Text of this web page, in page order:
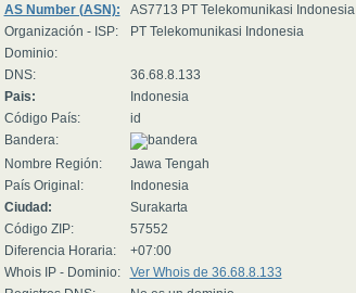
AS Number (ASN):
AS7713 PT Telekomunikasi Indonesia
Organización - ISP:
PT Telekomunikasi Indonesia
Dominio:
DNS:
36.68.8.133
Pais:
Indonesia
Código País:
id
Bandera:
Nombre Región:
Jawa Tengah
País Original:
Indonesia
Ciudad:
Surakarta
Código ZIP:
57552
Diferencia Horaria:
+07:00
Whois IP - Dominio:
Ver Whois de 36.68.8.133